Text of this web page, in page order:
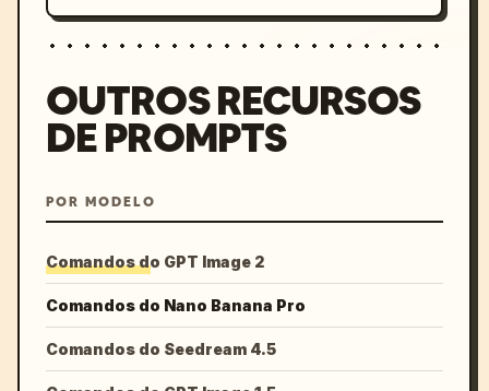
OUTROS RECURSOS
DE PROMPTS
POR MODELO
Comandos do GPT Image 2
Comandos do Nano Banana Pro
Comandos do Seedream 4.5